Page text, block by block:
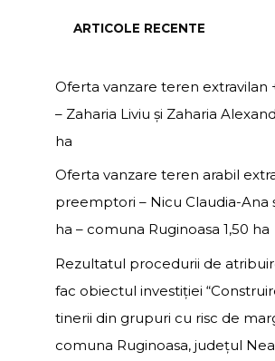
ARTICOLE RECENTE
Oferta vanzare teren extravilan
– Zaharia Liviu și Zaharia
ha
Oferta vanzare teren arabil
preemptori – Nicu Claudia-Ana
ha – comuna Ruginoasa 1,50 ha
Rezultatul procedurii de
fac obiectul investiției
tinerii din grupuri cu risc de
comuna Ruginoasa, județul